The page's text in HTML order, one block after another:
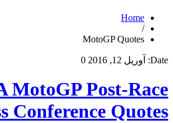
Home
/
MotoGP Quotes
Date: آوریل 12, 2016 0
MotoGP Post-Race
Conference Quotes